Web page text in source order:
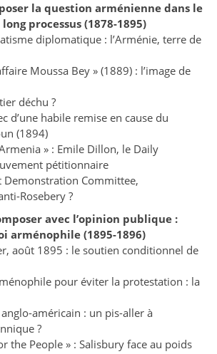
la question arménienne dans le
processus (1878-1895)
diplomatique : l’Arménie, terre de
Moussa Bey » (1889) : l’image de
déchu ?
d’une habile remise en cause du
(1894)
» : Emile Dillon, le Daily
pétitionnaire
Demonstration Committee,
Rosebery ?
avec l’opinion publique :
arménophile (1895-1896)
août 1895 : le soutien conditionnel de
pour éviter la protestation : la
américain : un pis-aller à
?
the People » : Salisbury face au poids